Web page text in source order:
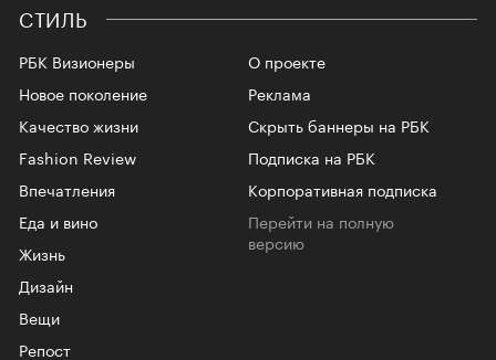
СТИЛЬ
РБК Визионеры
Новое поколение
Качество жизни
Fashion Review
Впечатления
Еда и вино
Жизнь
Дизайн
Вещи
Репост
О проекте
Реклама
Скрыть баннеры на РБК
Подписка на РБК
Корпоративная подписка
Перейти на полную
версию